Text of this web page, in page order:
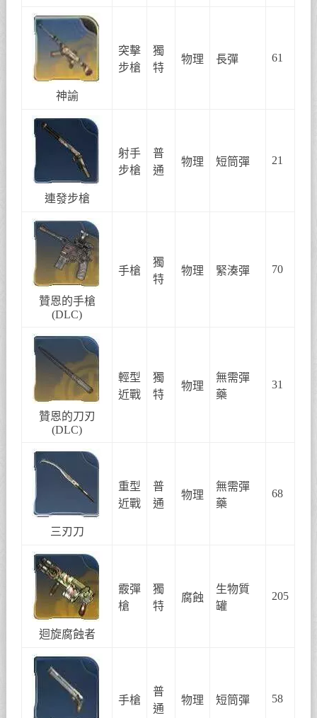
神諭
突擊
步槍
獨
特
物理 長彈 61
連發步槍
射手
步槍
普
通
物理 短筒彈 21
贊恩的手槍
(DLC)
手槍
獨
特
物理 緊湊彈 70
贊恩的刀刃
(DLC)
輕型
近戰
獨
特
物理
無需彈
藥
31
三刃刀
重型
近戰
普
通
物理
無需彈
藥
68
迴旋腐蝕者
霰彈
槍
獨
特
腐蝕
生物質
罐
205
手槍
普
通
物理 短筒彈 58